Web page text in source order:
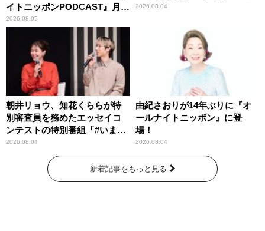
イトニッポンPODCAST』月替
わりパーソナリティ
2026.08.05
2026.08.04
朝井リョウ、知花くららが特
別審査員を務めたエッセイコ
ンテストの特別番組「#いまあ
なたに伝えたいこと」
2026.08.04
由紀さおりが14年ぶりに『オ
ールナイトニッポン』に登
場！
2026.08.04
新着記事をもっと見る